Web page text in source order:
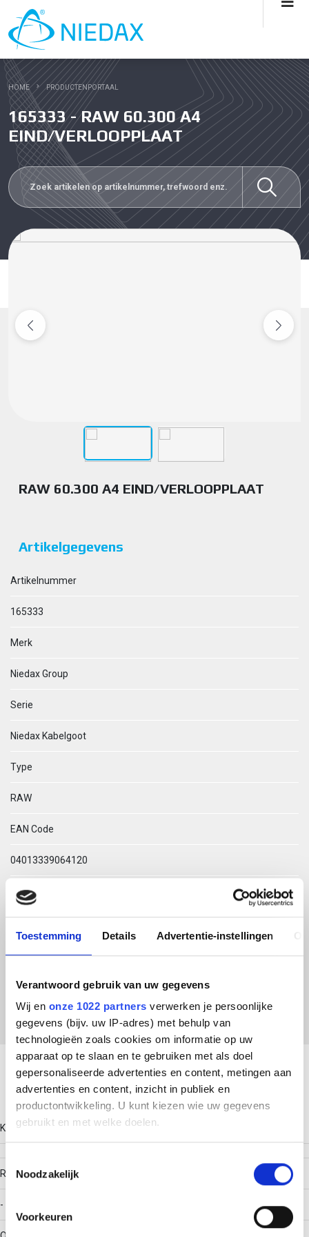
Toestemming Details Advertentie-instellingen
Verantwoord gebruik van uw gegevens
Wij en onze 1022 partners verwerken je persoonlijke
gegevens (bijv. uw IP-adres) met behulp van
technologieën zoals cookies om informatie op uw
apparaat op te slaan en te gebruiken met als doel
gepersonaliseerde advertenties en content, metingen aan
advertenties en content, inzicht in publiek en
productontwikkeling. U kunt kiezen wie uw gegevens
gebruikt en met welke doelen.
Informatie verzamelen over uw geografische locatie,
Uw apparaat identificeren door het actief te scannen
op specifieke eigenschappen (fingerprinting)
Noodzakelijk
Voorkeuren
HOME PRODUCTENPORTAAL
165333 - RAW 60.300 A4
EIND/VERLOOPPLAAT
RAW 60.300 A4 EIND/VERLOOPPLAAT
Artikelgegevens
Artikelnummer
165333
Merk
Niedax Group
Serie
Niedax Kabelgoot
Type
RAW
EAN Code
04013339064120
Technische omschrijving
ETIM Klasse
EC001574 - Eindschot kabelgoot
Download productsheet
Technische gegevens
Kleur
RAL-nummer
-